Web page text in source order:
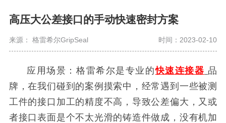
高压大公差接口的手动快速密封方案
来源： 格雷希尔GripSeal 时间：2023-02-10
应用场景：格雷希尔是专业的快速连接器 品
牌，在我们碰到的案例摸索中，经常遇到一些被测
工件的接口加工的精度不高，导致公差偏大，又或
者接口表面是个不太光滑的铸造件做成，没有机加